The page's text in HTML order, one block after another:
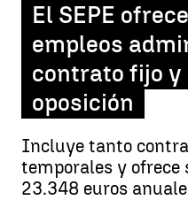
El SEPE
empleos
contrato fijo y
oposición
Incluye tanto
temporales y ofrece
23.348 euros